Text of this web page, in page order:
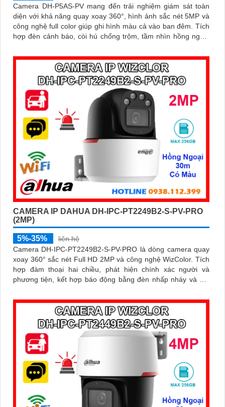
Camera DH-P5AS-PV mang đến trải nghiệm giám sát toàn
diện với khả năng quay xoay 360°, hình ảnh sắc nét 5MP và
công nghệ full color giúp ghi hình màu cả vào ban đêm. Tích
hợp đèn cảnh báo, còi hú chống trộm, tầm nhìn hồng ngoại
camera hoạt động ổn định trong mọi điều kiện
CAMERA IP DAHUA DH-IPC-PT2249B2-S-PV-PRO
(2MP)
5%-35%
liên hệ
Camera DH-IPC-PT2249B2-S-PV-PRO là dòng camera quay
xoay 360° sắc nét Full HD 2MP và công nghệ WizColor. Tích
hợp đàm thoại hai chiều, phát hiện chính xác người và
phương tiện, kết hợp báo động bằng đèn nhấp nháy và âm